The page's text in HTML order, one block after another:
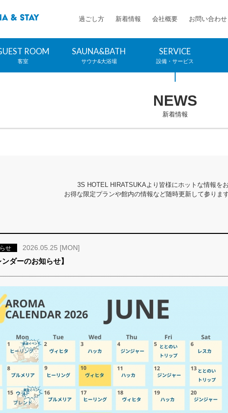
過ごし方 新着情報 会社概要 お問い合わせ
ROOM
客室
SAUNA&BATH
サウナ&大浴場
SERVICE
設備・サービス
NEWS
新着情報
3S HOTEL HIRATSUKAより皆様にホットな情報を
お得な限定プランや館内の情報など随時更新して参りま
せ
2026.05.25 [MON]
ンダーのお知らせ】